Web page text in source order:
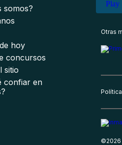
somos?
hoy
concursos
sitio
confiar en
Otras
©2026